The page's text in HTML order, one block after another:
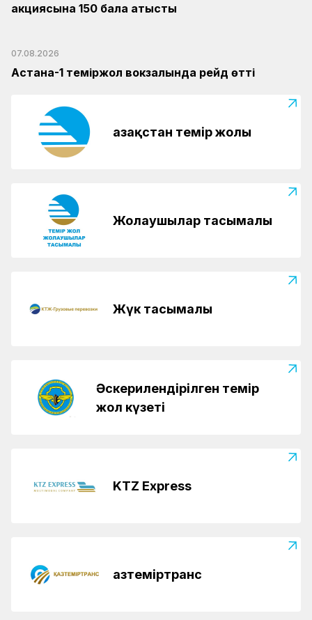
акциясына 150 бала қатысты
07.08.2026
Астана-1 теміржол вокзалында рейд өтті
Қазақстан темір жолы
Жолаушылар тасымалы
Жүк тасымалы
Әскерилендірілген темір
жол күзеті
KTZ Express
Қазтеміртранс